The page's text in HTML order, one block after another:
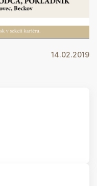
14.02.2019